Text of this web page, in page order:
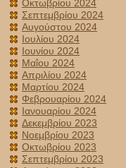
Οκτωβρίου 2024
Σεπτεμβρίου 2024
Αυγούστου 2024
Ιουλίου 2024
Ιουνίου 2024
Μαΐου 2024
Απριλίου 2024
Μαρτίου 2024
Φεβρουαρίου 2024
Ιανουαρίου 2024
Δεκεμβρίου 2023
Νοεμβρίου 2023
Οκτωβρίου 2023
Σεπτεμβρίου 2023